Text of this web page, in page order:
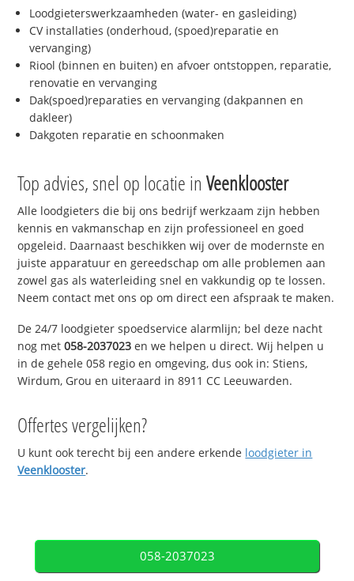
Loodgieterswerkzaamheden (water- en gasleiding)
CV installaties (onderhoud, (spoed)reparatie en
vervanging)
Riool (binnen en buiten) en afvoer ontstoppen, reparatie,
renovatie en vervanging
Dak(spoed)reparaties en vervanging (dakpannen en
dakleer)
Dakgoten reparatie en schoonmaken
Top advies, snel op locatie inVeenklooster
Alle loodgieters die bij ons bedrijf werkzaam zijn hebben
kennis en vakmanschap en zijn professioneel en goed
opgeleid. Daarnaast beschikken wij over de modernste en
juiste apparatuur en gereedschap om alle problemen aan
zowel gas als waterleiding snel en vakkundig op te lossen.
Neem contact met ons op om direct een afspraak te maken.
De 24/7 loodgieter spoedservice alarmlijn; bel deze nacht
nog met058-2037023 en we helpen u direct. Wij helpen u
in de gehele 058 regio en omgeving, dus ook in: Stiens,
Wirdum, Grou en uiteraard in 8911 CC Leeuwarden.
Offertes vergelijken?
U kunt ook terecht bij een andere erkende loodgieter in
Veenklooster.
058-2037023